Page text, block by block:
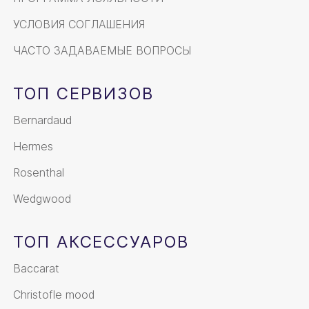
УСЛОВИЯ СОГЛАШЕНИЯ
ЧАСТО ЗАДАВАЕМЫЕ ВОПРОСЫ
ТОП СЕРВИЗОВ
Bernardaud
Hermes
Rosenthal
Wedgwood
ТОП АКСЕССУАРОВ
Baccarat
Christofle mood